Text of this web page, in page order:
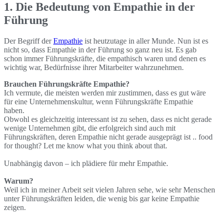
1. Die Bedeutung von Empathie in der
Führung
Der Begriff derEmpathie ist heutzutage in aller Munde. Nun ist es
nicht so, dass Empathie in der Führung so ganz neu ist. Es gab
schon immer Führungskräfte, die empathisch waren und denen es
wichtig war, Bedürfnisse ihrer Mitarbeiter wahrzunehmen.
Brauchen Führungskräfte Empathie?
Ich vermute, die meisten werden mir zustimmen, dass es gut wäre
für eine Unternehmenskultur, wenn Führungskräfte Empathie
haben.
Obwohl es gleichzeitig interessant ist zu sehen, dass es nicht gerade
wenige Unternehmen gibt, die erfolgreich sind auch mit
Führungskräften, deren Empathie nicht gerade ausgeprägt ist .. food
for thought? Let me know what you think about that.
Unabhängig davon – ich plädiere für mehr Empathie.
Warum?
Weil ich in meiner Arbeit seit vielen Jahren sehe, wie sehr Menschen
unter Führungskräften leiden, die wenig bis gar keine Empathie
zeigen.